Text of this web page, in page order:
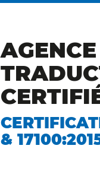
&